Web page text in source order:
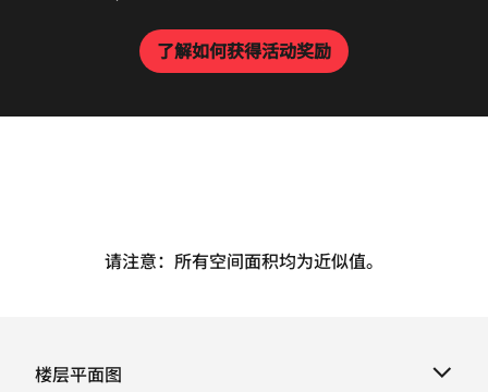
了解如何获得活动奖励
请注意：所有空间面积均为近似值。
楼层平面图